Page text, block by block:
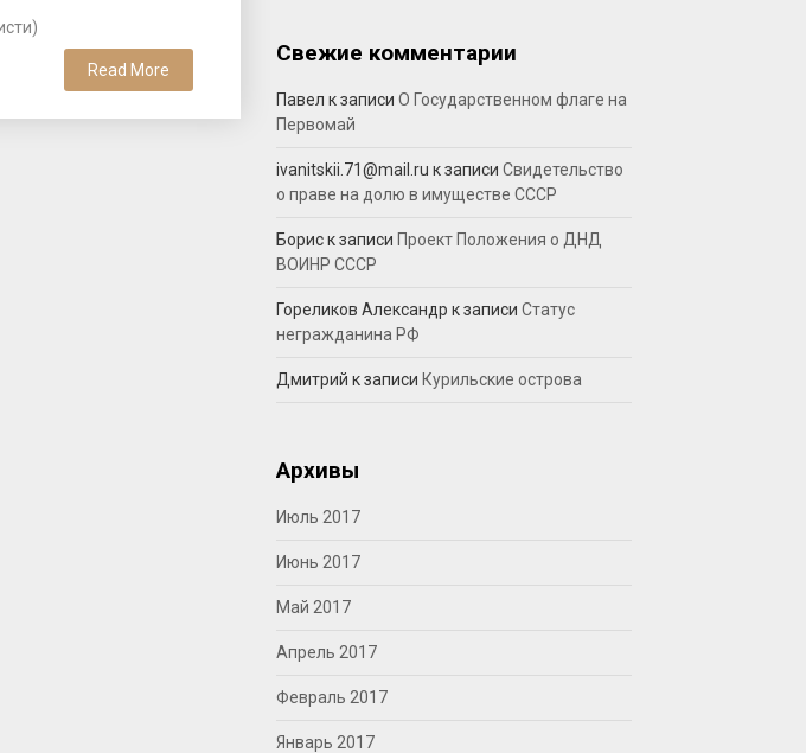
Read More
Свежие комментарии
Павел к записи О Государственном флаге на
Первомай
ivanitskii.71@mail.ru к записи Свидетельство
о праве на долю в имуществе СССР
Бориск записи Проект Положения о ДНД
ВОИНР СССР
Гореликов Александр к записи Статус
негражданина РФ
Дмитрий к записи Курильские острова
Архивы
Июль 2017
Июнь 2017
Май 2017
Апрель 2017
Февраль 2017
Январь 2017